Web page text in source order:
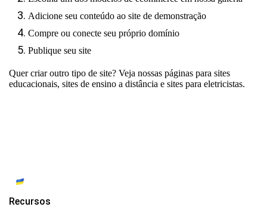
Adicione seu conteúdo ao site de demonstração
Compre ou conecte seu próprio domínio
Publique seu site
Quer criar outro tipo de site? Veja nossas páginas para sites
educacionais, sites de ensino a distância e sites para eletricistas.
Recursos